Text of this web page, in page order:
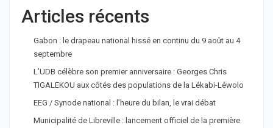
Articles récents
Gabon : le drapeau national hissé en continu du 9 août au 4
septembre
L’UDB célèbre son premier anniversaire : Georges Chris
TIGALEKOU aux côtés des populations de la Lékabi-Léwolo
EEG / Synode national : l’heure du bilan, le vrai débat
Municipalité de Libreville : lancement officiel de la première